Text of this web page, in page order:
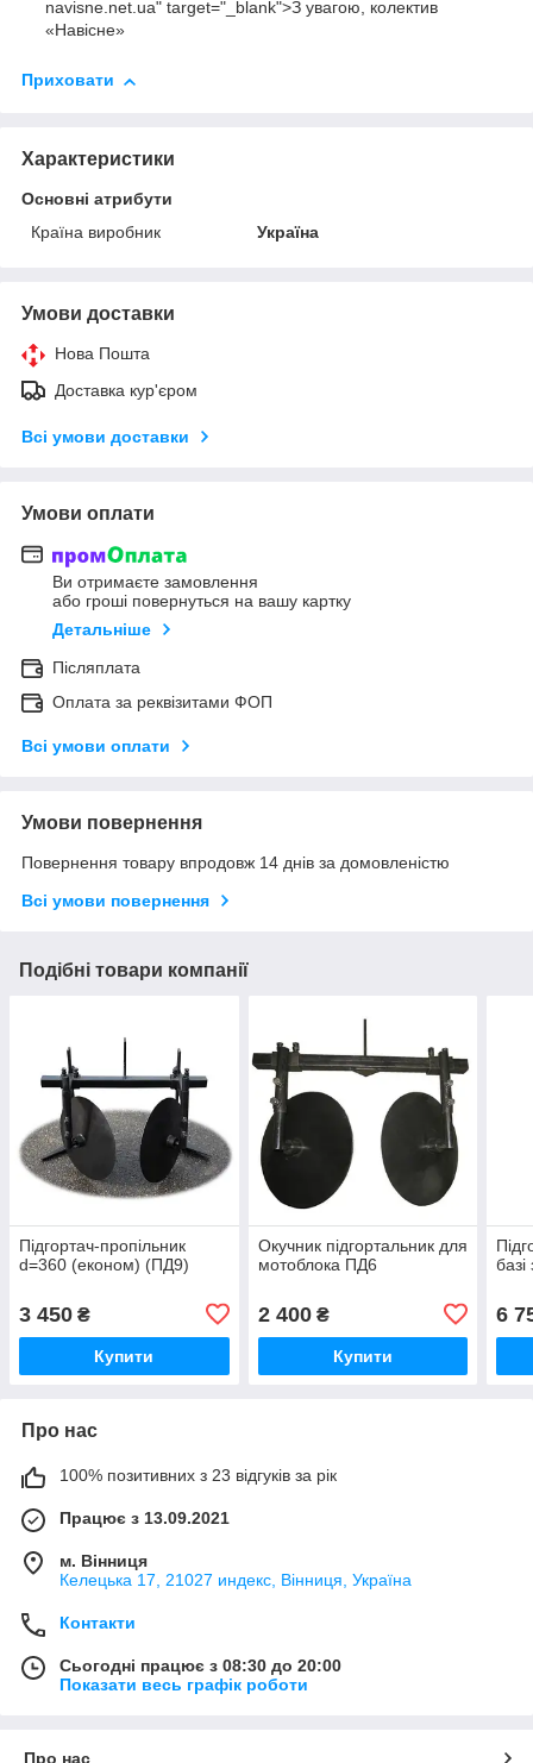
navisne.net.ua" target="_blank">З увагою, колектив
«Навісне»
Приховати
Характеристики
Основні атрибути
Країна виробник
Україна
Умови доставки
Нова Пошта
Доставка кур'єром
Всі умови доставки
Умови оплати
Ви отримаєте замовлення
або гроші повернуться на вашу картку
Детальніше
Післяплата
Оплата за реквізитами ФОП
Всі умови оплати
Умови повернення
Повернення товару впродовж 14 днів за домовленістю
Всі умови повернення
Подібні товари компанії
Підгортач-пропільник
d=360 (економ) (ПД9)
3 450 ₴
Купити
Окучник підгортальник для
мотоблока ПД6
2 400₴
Купити
6
Про нас
100% позитивних з 23 відгуків за рік
Працює з 13.09.2021
м. Вінниця
Келецька 17, 21027 индекс, Вінниця, Україна
Контакти
Сьогодні працює з 08:30 до 20:00
Показати весь графік роботи
Про нас